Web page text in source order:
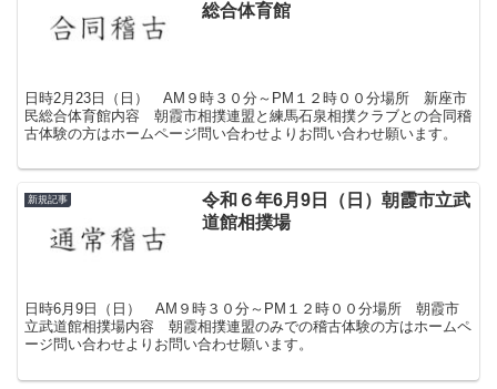
総合体育館
日時2月23日（日） AM９時３０分～PM１２時００分場所 新座市
民総合体育館内容 朝霞市相撲連盟と練馬石泉相撲クラブとの合同稽
古体験の方はホームページ問い合わせよりお問い合わせ願います。
新規記事
令和６年6月9日（日）朝霞市立武
道館相撲場
日時6月9日（日） AM９時３０分～PM１２時００分場所 朝霞市
立武道館相撲場内容 朝霞相撲連盟のみでの稽古体験の方はホームペ
ージ問い合わせよりお問い合わせ願います。